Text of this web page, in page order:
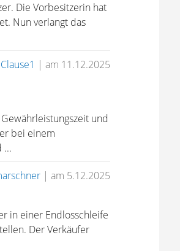
Die Vorbesitzerin hat
Nun verlangt das
Clause1 | am 11.12.2025
und
bei einem
...
| am 5.12.2025
in einer Endlosschleife
Der Verkäufer